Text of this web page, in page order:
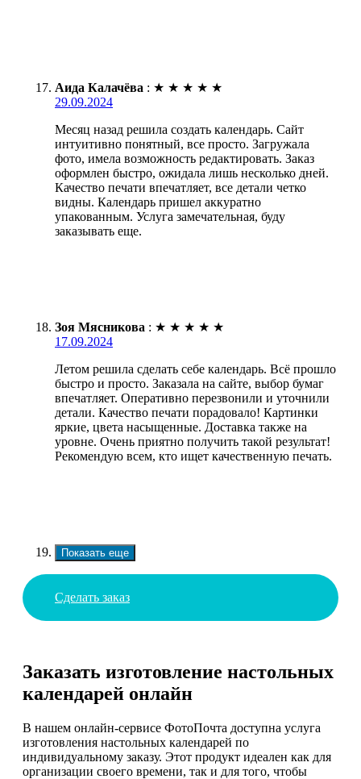
Аида Калачёва : ★ ★ ★ ★ ★
29.09.2024
Месяц назад решила создать календарь. Сайт
интуитивно понятный, все просто. Загружала
фото, имела возможность редактировать. Заказ
оформлен быстро, ожидала лишь несколько дней.
Качество печати впечатляет, все детали четко
видны. Календарь пришел аккуратно
упакованным. Услуга замечательная, буду
заказывать еще.
Зоя Мясникова : ★ ★ ★ ★ ★
17.09.2024
Летом решила сделать себе календарь. Всё прошло
быстро и просто. Заказала на сайте, выбор бумаг
впечатляет. Оперативно перезвонили и уточнили
детали. Качество печати порадовало! Картинки
яркие, цвета насыщенные. Доставка также на
уровне. Очень приятно получить такой результат!
Рекомендую всем, кто ищет качественную печать.
Показать еще
Сделать заказ
Заказать изготовление настольных
календарей онлайн
В нашем онлайн-сервисе ФотоПочта доступна услуга
изготовления настольных календарей по
индивидуальному заказу. Этот продукт идеален как для
организации своего времени, так и для того, чтобы